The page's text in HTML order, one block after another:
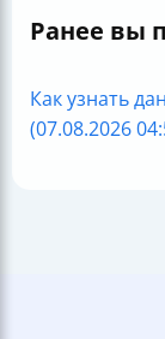
Ранее вы
Как узнать
(07.08.2026